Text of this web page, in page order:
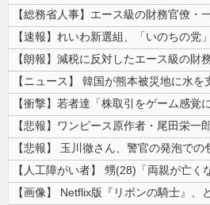
【速報】れいわ新選組、「いのちの党
【衝撃】若者達「株取引をゲーム感